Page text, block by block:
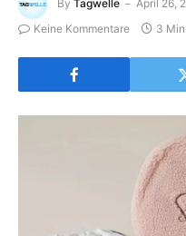
By Tagwelle April 26,
Keine Kommentare
3